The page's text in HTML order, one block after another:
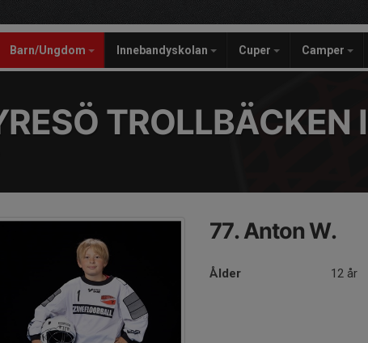
Barn/Ungdom Innebandyskolan Cuper Camper
TROLLBÄCKEN
77. Anton W.
Ålder 12 år